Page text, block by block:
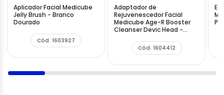
Aplicador Facial Medicube
Jelly Brush - Branco
Dourado
Cód. 1603927
Adaptador de
Rejuvenescedor Facial
Medicube Age-R Booster
Cleanser Devic Head -
Cód. 1604412